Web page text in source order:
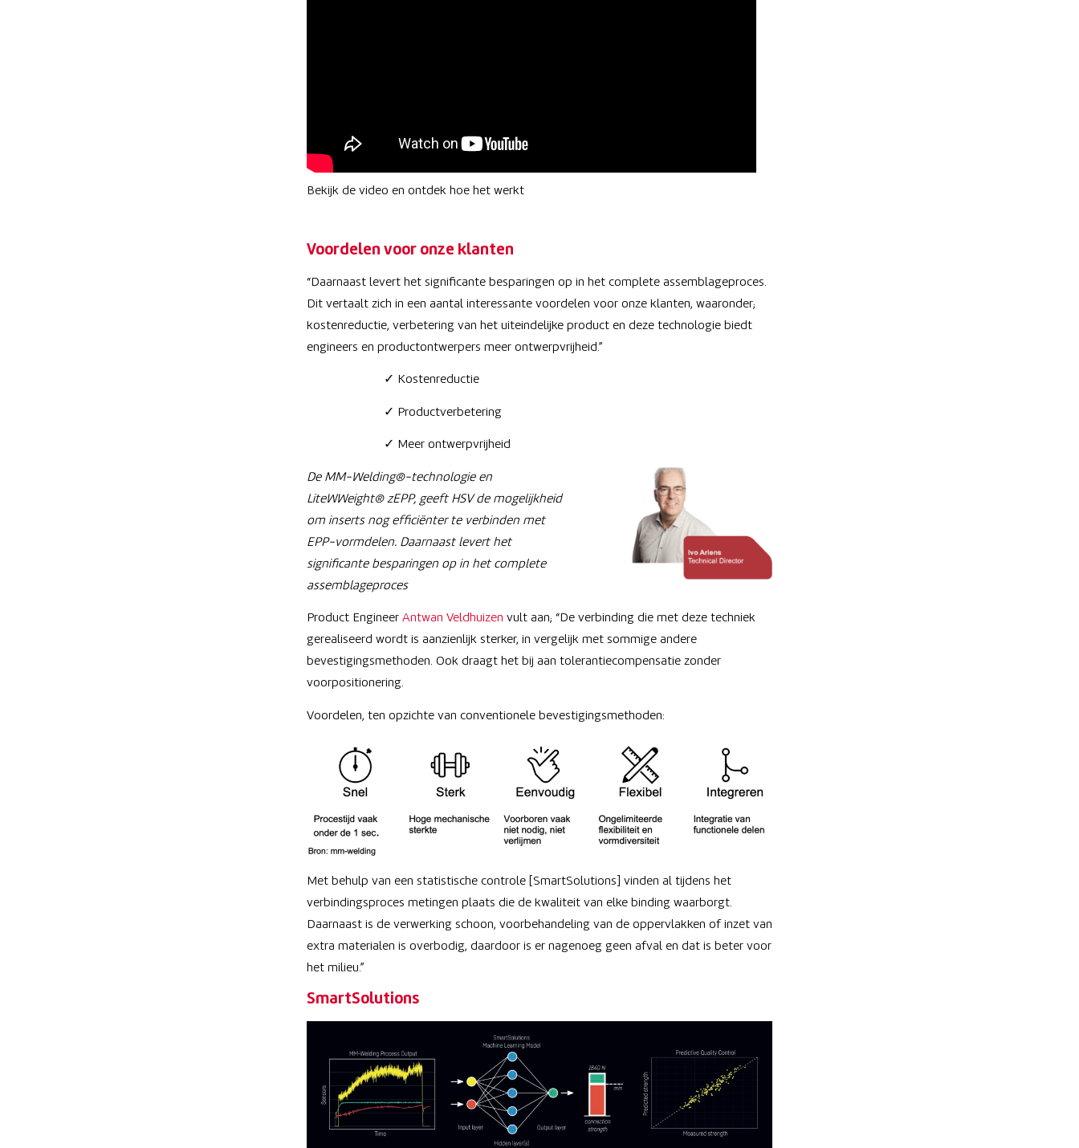
Bekijk de video en ontdek hoe het werkt
Voordelen voor onze klanten
“Daarnaast levert het significante besparingen op in het complete assemblageproces.
Dit vertaalt zich in een aantal interessante voordelen voor onze klanten, waaronder;
kostenreductie, verbetering van het uiteindelijke product en deze technologie biedt
engineers en productontwerpers meer ontwerpvrijheid.”
✓ Kostenreductie
✓ Productverbetering
✓ Meer ontwerpvrijheid
De MM-Welding®-technologie en
LiteWWeight® zEPP, geeft HSV de mogelijkheid
om inserts nog efficiënter te verbinden met
EPP-vormdelen. Daarnaast levert het
significante besparingen op in het complete
assemblageproces
Product Engineer Antwan Veldhuizen vult aan; “De verbinding die met deze techniek
gerealiseerd wordt is aanzienlijk sterker, in vergelijk met sommige andere
bevestigingsmethoden. Ook draagt het bij aan tolerantiecompensatie zonder
voorpositionering.
Voordelen, ten opzichte van conventionele bevestigingsmethoden:
Met behulp van een statistische controle [SmartSolutions] vinden al tijdens het
verbindingsproces metingen plaats die de kwaliteit van elke binding waarborgt.
Daarnaast is de verwerking schoon, voorbehandeling van de oppervlakken of inzet van
extra materialen is overbodig, daardoor is er nagenoeg geen afval en dat is beter voor
het milieu.”
SmartSolutions